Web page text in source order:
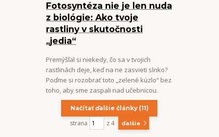
Fotosyntéza nie je len nuda
z biológie: Ako tvoje
rastliny v skutočnosti
„jedia“
Premýšľal si niekedy, čo sa v tvojich
rastlinách deje, keď na ne zasvieti slnko?
Poďme si rozobrať toto „zelené kúzlo“ bez
toho, aby sme zaspali nad učebnicou.
Načítať ďalšie články (11)
strana z 4 ďalšie